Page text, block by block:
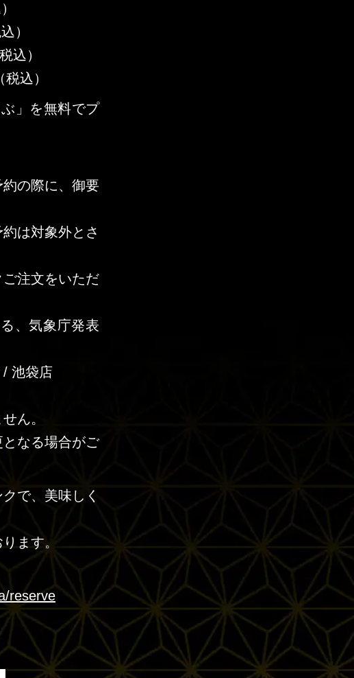
）
込）
込）
」を無料でプ
の際に、御要
は対象外とさ
注文をいただ
、気象庁発表
池袋店
ん。
なる場合がご
で、美味しく
ます。
reserve